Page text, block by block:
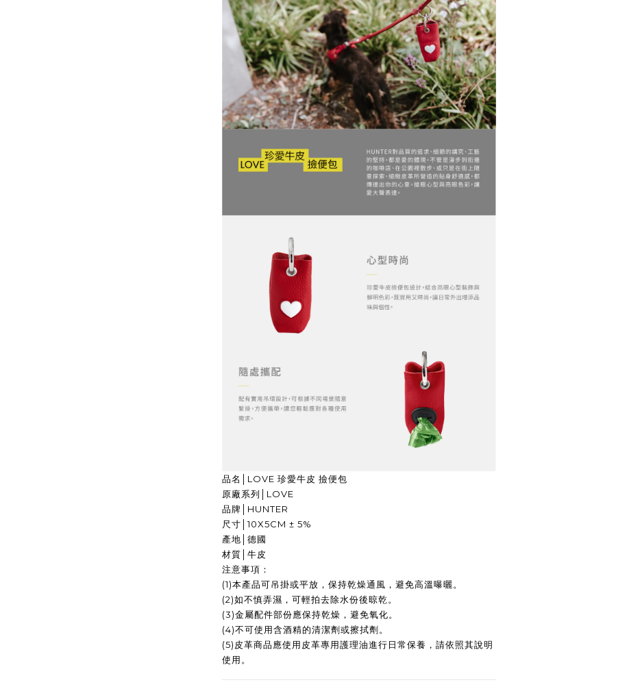
品名│LOVE 珍愛牛皮 撿便包
原廠系列│LOVE
品牌│HUNTER
尺寸│10X5CM ± 5%
產地│德國
材質│牛皮
注意事項：
(1)本產品可吊掛或平放，保持乾燥通風，避免高溫曝曬。
(2)如不慎弄濕，可輕拍去除水份後晾乾。
(3)金屬配件部份應保持乾燥，避免氧化。
(4)不可使用含酒精的清潔劑或擦拭劑。
(5)皮革商品應使用皮革專用護理油進行日常保養，請依照其說明
使用。